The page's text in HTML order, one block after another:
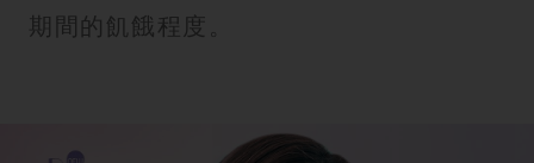
期間的飢餓程度。